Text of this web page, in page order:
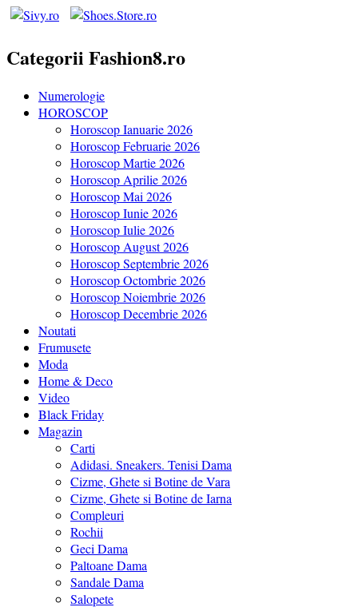
Categorii Fashion8.ro
Numerologie
HOROSCOP
Horoscop Ianuarie 2026
Horoscop Februarie 2026
Horoscop Martie 2026
Horoscop Aprilie 2026
Horoscop Mai 2026
Horoscop Iunie 2026
Horoscop Iulie 2026
Horoscop August 2026
Horoscop Septembrie 2026
Horoscop Octombrie 2026
Horoscop Noiembrie 2026
Horoscop Decembrie 2026
Noutati
Frumusete
Moda
Home & Deco
Video
Black Friday
Magazin
Carti
Adidasi. Sneakers. Tenisi Dama
Cizme, Ghete si Botine de Vara
Cizme, Ghete si Botine de Iarna
Compleuri
Rochii
Geci Dama
Paltoane Dama
Sandale Dama
Salopete